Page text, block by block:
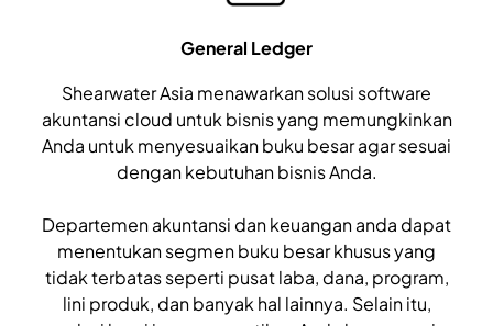
General Ledger
Shearwater Asia menawarkan solusi software
akuntansi cloud untuk bisnis yang memungkinkan
Anda untuk menyesuaikan buku besar agar sesuai
dengan kebutuhan bisnis Anda.
Departemen akuntansi dan keuangan anda dapat
menentukan segmen buku besar khusus yang
tidak terbatas seperti pusat laba, dana, program,
lini produk, dan banyak hal lainnya. Selain itu,